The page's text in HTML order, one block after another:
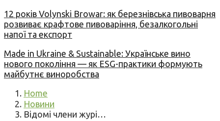
12 років Volynski Browar: як березнівська пивоварня
розвиває крафтове пивоваріння, безалкогольні
напої та експорт
Made in Ukraine & Sustainable: Українське вино
нового покоління — як ESG-практики формують
майбутнє виноробства
Home
Новини
Відомі члени журі…